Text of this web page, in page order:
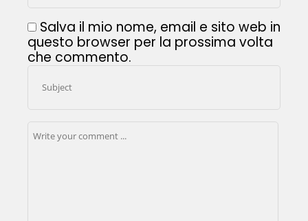
Salva il mio nome, email e sito web in
questo browser per la prossima volta
che commento.